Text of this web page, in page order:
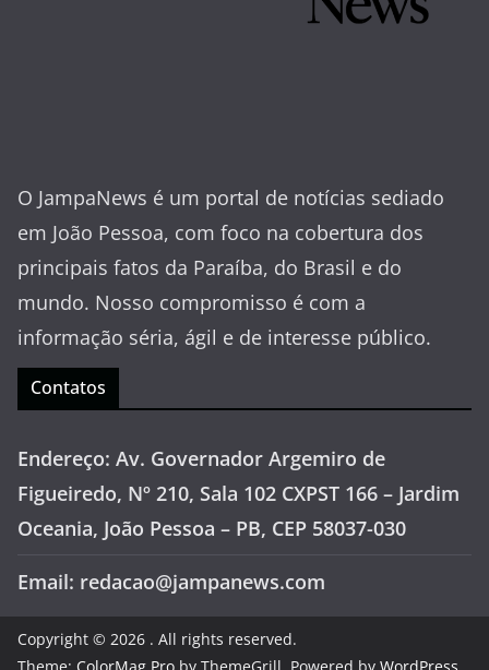
O JampaNews é um portal de notícias sediado
em João Pessoa, com foco na cobertura dos
principais fatos da Paraíba, do Brasil e do
mundo. Nosso compromisso é com a
informação séria, ágil e de interesse público.
Contatos
Endereço: Av. Governador Argemiro de
Figueiredo, Nº 210, Sala 102 CXPST 166 – Jardim
Oceania, João Pessoa – PB, CEP 58037-030
Email: redacao@jampanews.com
Copyright © 2026 . All rights reserved.